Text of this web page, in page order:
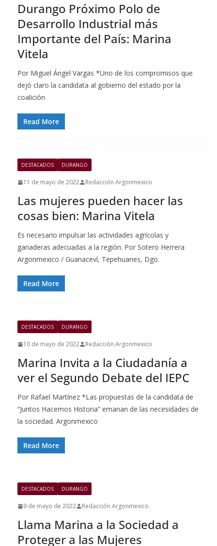
Durango Próximo Polo de
Desarrollo Industrial más
Importante del País: Marina
Vitela
Por Miguel Ángel Vargas *Uno de los compromisos que
dejó claro la candidata al gobierno del estado por la
coalición
Read More
DESTACADOS DURANGO
11 de mayo de 2022 Redacción Argonmexico
Las mujeres pueden hacer las
cosas bien: Marina Vitela
Es necesario impulsar las actividades agrícolas y
ganaderas adecuadas a la región. Por Sotero Herrera
Argonmexico / Guanaceví, Tepehuanes, Dgo.
Read More
DESTACADOS DURANGO
10 de mayo de 2022 Redacción Argonmexico
Marina Invita a la Ciudadanía a
ver el Segundo Debate del IEPC
Por Rafael Martínez *Las propuestas de la candidata de
“Juntos Hacemos Historia” emanan de las necesidades de
la sociedad. Argonmexico
Read More
DESTACADOS DURANGO
9 de mayo de 2022 Redacción Argonmexico
Llama Marina a la Sociedad a
Proteger a las Mujeres